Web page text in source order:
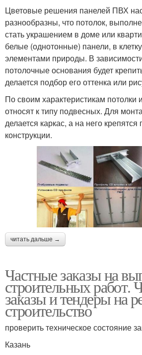
Цветовые решения панелей ПВХ
разнообразны, что потолок,
стать украшением в доме или
белые (однотонные) панели, в
элементами природы. В
потолочные основания будет
делается подбор его оттенка или
По своим характеристикам потолки
относят к типу подвесных. Для
делается каркас, а на него
конструкции.
читать дальше →
Частные заказы на
строительных работ.
заказы и тендеры на
строительство
проверить техническое состояние
Казань